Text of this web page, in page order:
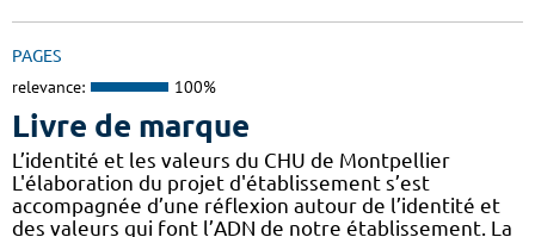
PAGES
relevance: 100%
Livre de marque
L’identité et les valeurs du CHU de Montpellier
L'élaboration du projet d'établissement s’est
accompagnée d’une réflexion autour de l’identité et
des valeurs qui font l’ADN de notre établissement. La